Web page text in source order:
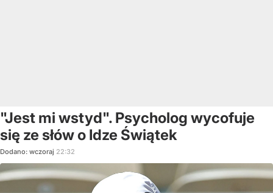
"Jest mi wstyd". Psycholog wycofuje
się ze słów o Idze Świątek
Dodano: wczoraj 22:32